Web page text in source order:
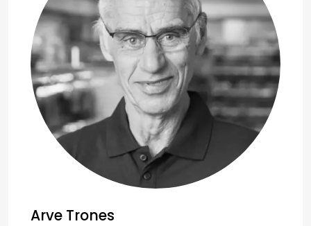
Arve Trones